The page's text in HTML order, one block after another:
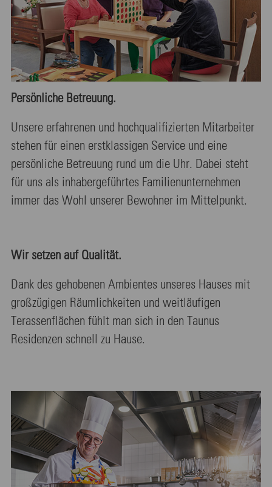
Persönliche Betreuung.
Unsere erfahrenen und hochqualifizierten Mitarbeiter
stehen für einen erstklassigen Service und eine
persönliche Betreuung rund um die Uhr. Dabei steht
für uns als inhabergeführtes Familienunternehmen
immer das Wohl unserer Bewohner im Mittelpunkt.
Wir setzen auf Qualität.
Dank des gehobenen Ambientes unseres Hauses mit
großzügigen Räumlichkeiten und weitläufigen
Terassenflächen fühlt man sich in den Taunus
Residenzen schnell zu Hause.